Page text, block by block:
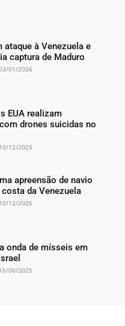
ataque à Venezuela e
captura de Maduro
01/2026
EUA realizam
drones suicidas no
10/12/2025
apreensão de navio
da Venezuela
10/12/2025
onda de mísseis em
16/06/2025